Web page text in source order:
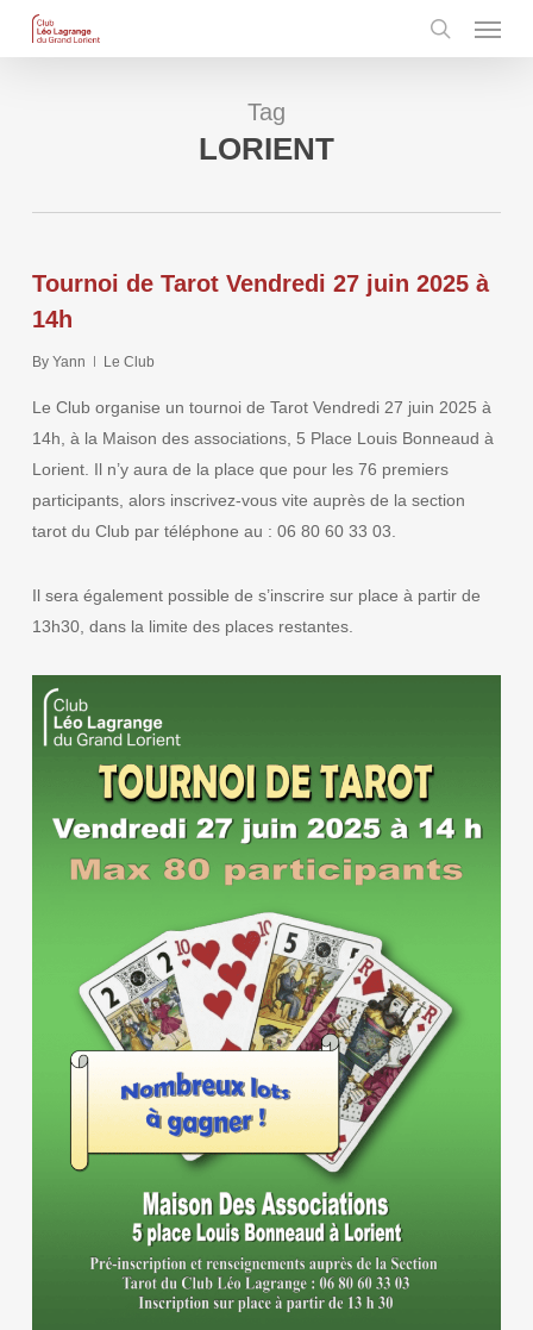
search
Menu
Tag
LORIENT
Tournoi de Tarot Vendredi 27 juin 2025 à
14h
By Yann Le Club
Le Club organise un tournoi de Tarot Vendredi 27 juin 2025 à
14h, à la Maison des associations, 5 Place Louis Bonneaud à
Lorient. Il n’y aura de la place que pour les 76 premiers
participants, alors inscrivez-vous vite auprès de la section
tarot du Club par téléphone au : 06 80 60 33 03.
Il sera également possible de s’inscrire sur place à partir de
13h30, dans la limite des places restantes.